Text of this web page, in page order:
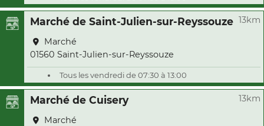
Marché de Saint-Julien-sur-Reyssouze 13km
Marché
01560 Saint-Julien-sur-Reyssouze
Tous les vendredi de 07:30 à 13:00
Marché de Cuisery 13km
Marché